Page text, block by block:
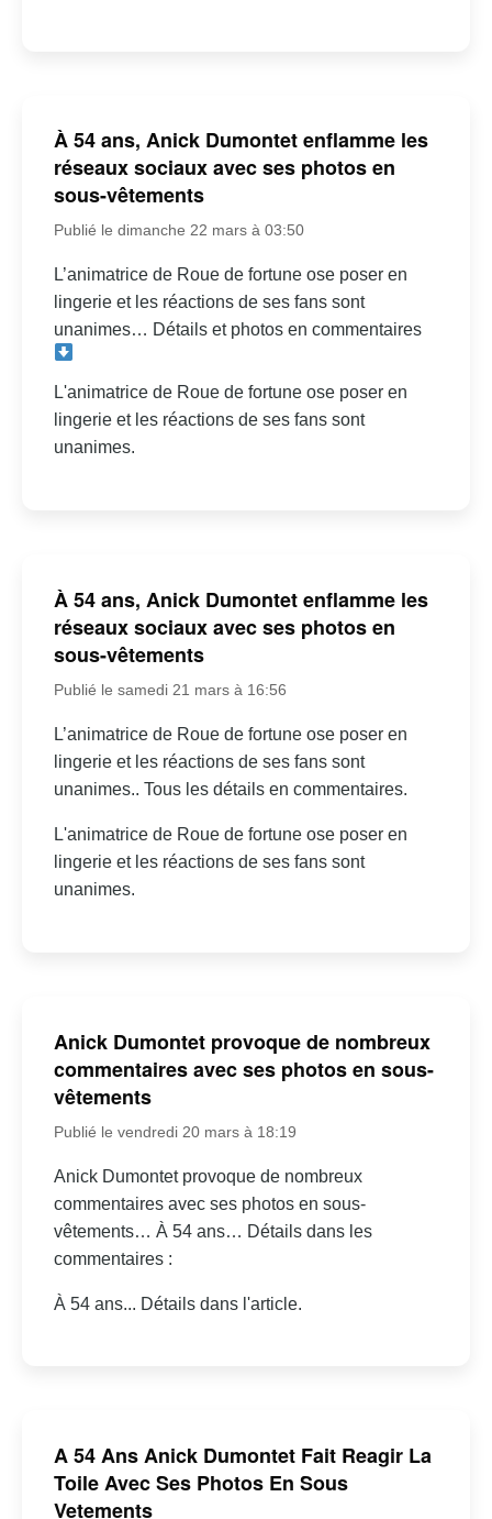
À 54 ans, Anick Dumontet enflamme les
réseaux sociaux avec ses photos en
sous-vêtements
Publié le dimanche 22 mars à 03:50
L’animatrice de Roue de fortune ose poser en
lingerie et les réactions de ses fans sont
unanimes… Détails et photos en commentaires
L'animatrice de Roue de fortune ose poser en
lingerie et les réactions de ses fans sont
unanimes.
À 54 ans, Anick Dumontet enflamme les
réseaux sociaux avec ses photos en
sous-vêtements
Publié le samedi 21 mars à 16:56
L’animatrice de Roue de fortune ose poser en
lingerie et les réactions de ses fans sont
unanimes.. Tous les détails en commentaires.
L'animatrice de Roue de fortune ose poser en
lingerie et les réactions de ses fans sont
unanimes.
Anick Dumontet provoque de nombreux
commentaires avec ses photos en sous-
vêtements
Publié le vendredi 20 mars à 18:19
Anick Dumontet provoque de nombreux
commentaires avec ses photos en sous-
vêtements… À 54 ans… Détails dans les
commentaires :
À 54 ans... Détails dans l'article.
A 54 Ans Anick Dumontet Fait Reagir La
Toile Avec Ses Photos En Sous
Vetements